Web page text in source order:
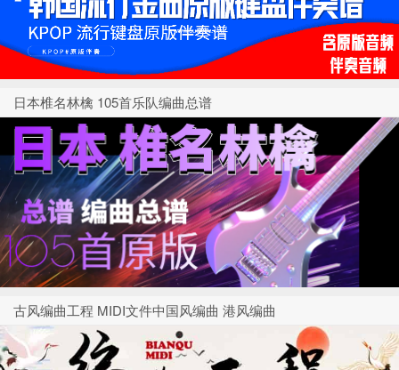
日本椎名林檎 105首乐队编曲总谱
古风编曲工程 MIDI文件中国风编曲 港风编曲